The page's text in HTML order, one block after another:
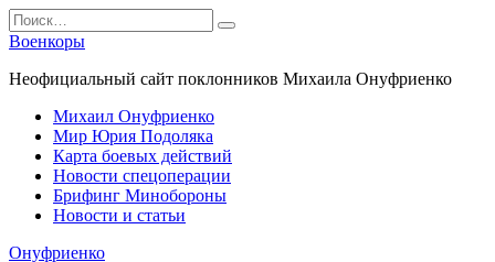
Перейти
к
содержанию
Search
for:
Военкоры
Неофициальный сайт поклонников Михаила Онуфриенко
Михаил Онуфриенко
Мир Юрия Подоляка
Карта боевых действий
Новости спецоперации
Брифинг Минобороны
Новости и статьи
Онуфриенко